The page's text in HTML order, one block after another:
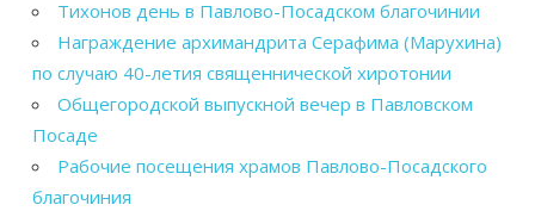
Тихонов день в Павлово-Посадском благочинии
Награждение архимандрита Серафима (Марухина)
по случаю 40-летия священнической хиротонии
Общегородской выпускной вечер в Павловском
Посаде
Рабочие посещения храмов Павлово-Посадского
благочиния